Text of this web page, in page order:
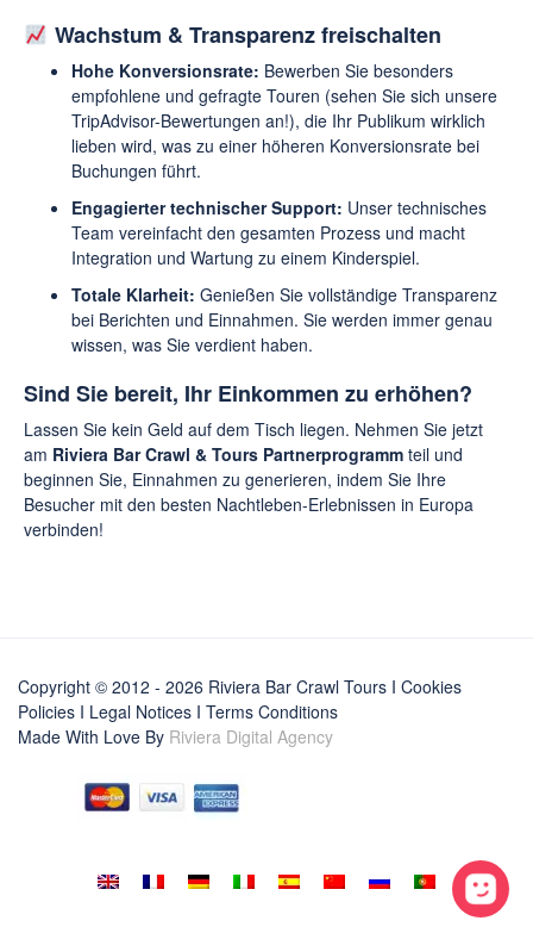
Wachstum & Transparenz freischalten
Hohe Konversionsrate: Bewerben Sie besonders
empfohlene und gefragte Touren (sehen Sie sich unsere
TripAdvisor-Bewertungen an!), die Ihr Publikum wirklich
lieben wird, was zu einer höheren Konversionsrate bei
Buchungen führt.
Engagierter technischer Support: Unser technisches
Team vereinfacht den gesamten Prozess und macht
Integration und Wartung zu einem Kinderspiel.
Totale Klarheit: Genießen Sie vollständige Transparenz
bei Berichten und Einnahmen. Sie werden immer genau
wissen, was Sie verdient haben.
Sind Sie bereit, Ihr Einkommen zu erhöhen?
Lassen Sie kein Geld auf dem Tisch liegen. Nehmen Sie jetzt
am Riviera Bar Crawl & Tours Partnerprogramm teil und
beginnen Sie, Einnahmen zu generieren, indem Sie Ihre
Besucher mit den besten Nachtleben-Erlebnissen in Europa
verbinden!
Copyright © 2012 - 2026 Riviera Bar Crawl Tours I Cookies
Policies I Legal Notices I Terms Conditions
Made With Love By Riviera Digital Agency